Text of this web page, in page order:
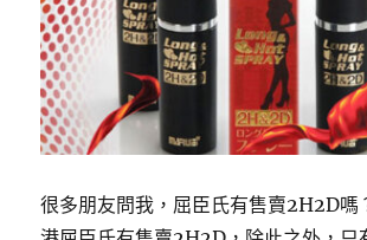
很多朋友問我，屈臣氏有售賣2H2D嗎